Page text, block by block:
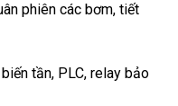
phiên các bơm, tiết
tần, PLC, relay bảo